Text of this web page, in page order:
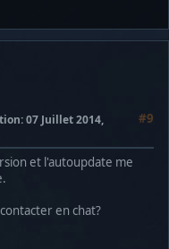
#9
: 07 Juillet 2014,
et l'autoupdate me
en chat?